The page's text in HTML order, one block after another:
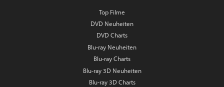
Top Filme
DVD Neuheiten
DVD Charts
Blu-ray Neuheiten
Blu-ray Charts
Blu-ray 3D Neuheiten
Blu-ray 3D Charts